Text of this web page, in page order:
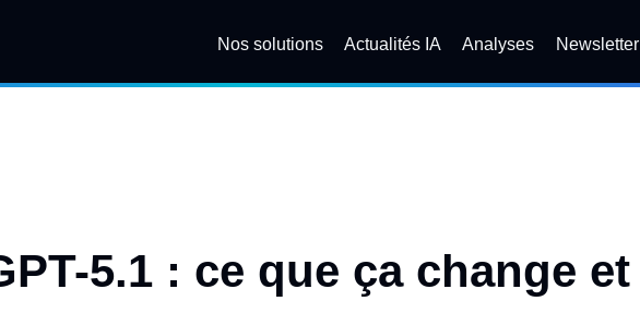
Nos solutions Actualités IA Analyses Newsletter
5.1 : ce que ça change et